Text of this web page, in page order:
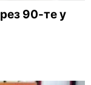
90-те у